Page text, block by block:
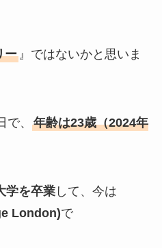
ー』ではないかと思いま
、 年齢は23歳（2024年
学を卒業して、今は
London)で